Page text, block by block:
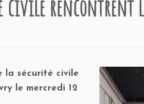
civile rencontrent
la sécurité civile
le mercredi 12